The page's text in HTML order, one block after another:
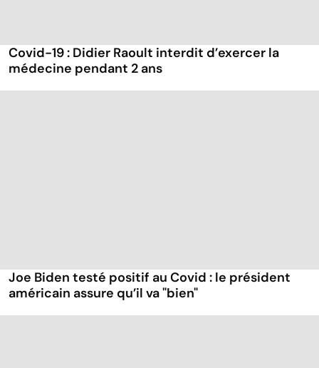
Covid-19 : Didier Raoult interdit d’exercer la
médecine pendant 2 ans
Joe Biden testé positif au Covid : le président
américain assure qu’il va "bien"